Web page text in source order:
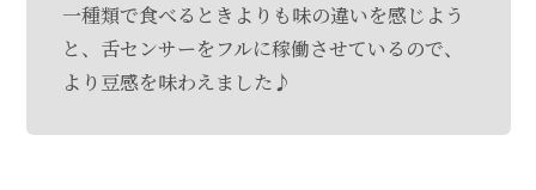
一種類で食べるときよりも味の違いを感じよう
と、舌センサーをフルに稼働させているので、
より豆感を味わえました♪